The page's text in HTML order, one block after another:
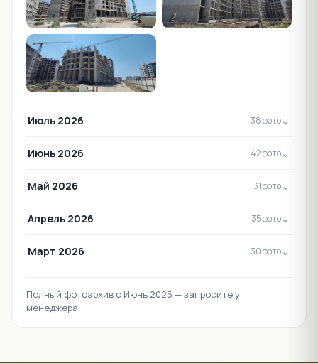
Июль 2026 38 фото⌄
Июнь 2026 42 фото⌄
Май 2026 31 фото⌄
Апрель 2026 35 фото⌄
Март 2026 30 фото⌄
Полный фотоархив с Июнь 2025 — запросите у
менеджера.